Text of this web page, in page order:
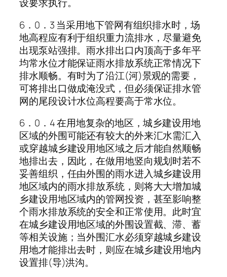
设要求执行。
6．0．3 当采用地下管网有组织排水时，场
地高程应有利于组织重力流排水，尽量避免
出现泵站强排。雨水排出口内顶高于多年平
均常水位才能保证雨水排放系统正常情况下
排水顺畅。有时为了沿江(河)景观的需要，
可将排出口做成淹没式，但必须保证排水管
网的尾段设计水位高程要高于常水位。
6．0．4 在用地复杂的地区，城乡建设用地
区域的外围可能还有较大的外来汇水需汇入
或穿越城乡建设用地区域之后才能自然顺畅
地排出去，因此，在做用地竖向规划时若不
妥善组织，任由外围的雨水进入城乡建设用
地区域内的雨水排放系统，则将大大增加城
乡建设用地区域内的管网投资，甚至影响整
个雨水排放系统的安全和正常使用。此时宜
在城乡建设用地区域的外围设置截、滞、蓄
等相关设施；当外围汇水必须穿越城乡建设
用地才能排出去时，则应在城乡建设用地内
设置排(导)洪沟。